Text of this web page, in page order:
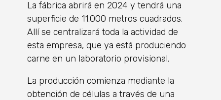
La fábrica abrirá en 2024 y tendrá una
superficie de 11.000 metros cuadrados.
Allí se centralizará toda la actividad de
esta empresa, que ya está produciendo
carne en un laboratorio provisional.
La producción comienza mediante la
obtención de células a través de una